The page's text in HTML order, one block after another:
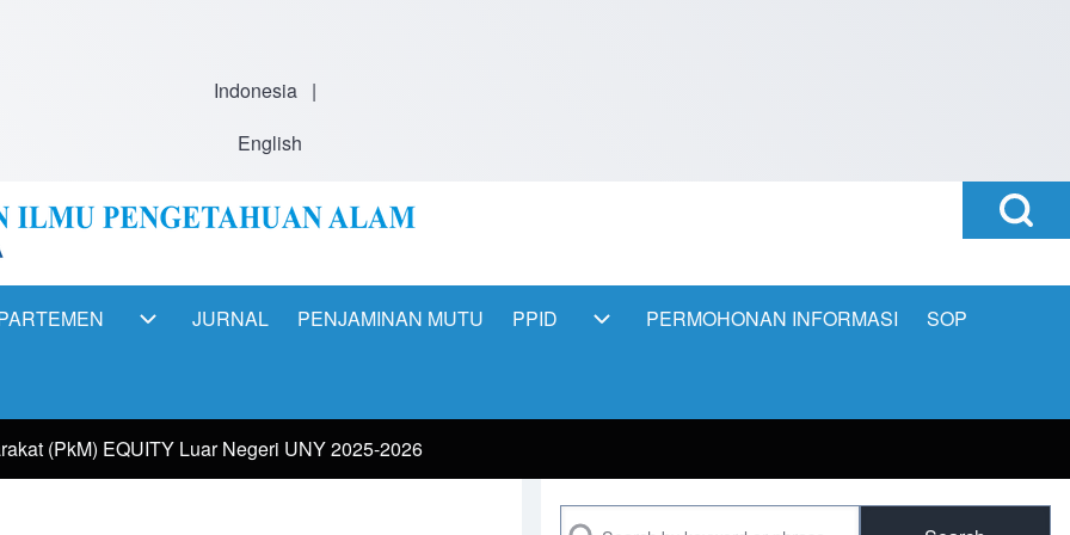
Indonesia |
English
Search
Block
JURNAL PENJAMINAN MUTU PPID PERMOHONAN INFORMASI SOP
(PkM) EQUITY Luar Negeri UNY 2025-2026
Search